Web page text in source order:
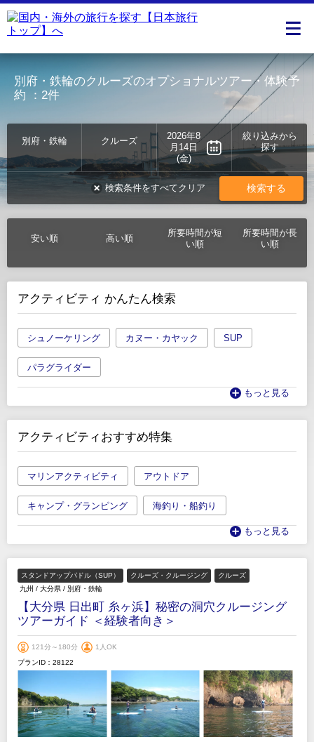
別府・鉄輪のクルーズのオプショナルツアー・体験予
約 ：2件
別府・鉄輪 クルーズ
2026年8
月14日
(金)
絞り込みから
探す
検索する
検索条件をすべてクリア
安い順 高い順
所要時間が短
い順
所要時間が長
い順
アクティビティ かんたん検索
シュノーケリング カヌー・カヤック SUP
パラグライダー
もっと見る
アクティビティおすすめ特集
マリンアクティビティ アウトドア
キャンプ・グランピング 海釣り・船釣り
もっと見る
スタンドアップパドル（SUP） クルーズ・クルージング
クルーズ
九州 / 大分県 / 別府・鉄輪
【大分県 日出町 糸ヶ浜】秘密の洞穴クルージング
ツアーガイド ＜経験者向き＞
121分～180分
1人OK
プランID：28122